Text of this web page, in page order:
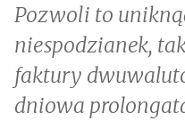
Pozwoli to
niespodzianek,
faktury
dniowa